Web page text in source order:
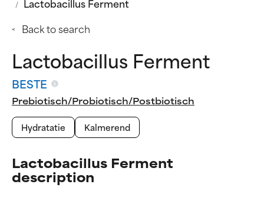
Back to search
Lactobacillus Ferment
BESTE
Prebiotisch/Probiotisch/Postbiotisch
Hydratatie
Kalmerend
Lactobacillus Ferment
description